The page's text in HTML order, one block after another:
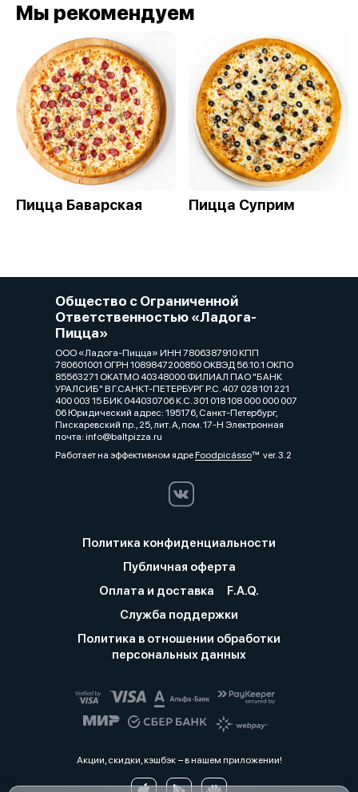
Мы рекомендуем
Пицца Баварская Пицца Суприм
Общество с Ограниченной
Ответственностью «Ладога-
Пицца»
ООО «Ладога-Пицца» ИНН 7806387910 КПП
780601001 ОГРН 1089847200850 ОКВЭД 56.10.1 ОКПО
85563271 ОКАТМО 40348000 ФИЛИАЛ ПАО "БАНК
УРАЛСИБ" В Г.САНКТ-ПЕТЕРБУРГ Р.С. 407 028 101 221
400 003 15 БИК 044030706 К.С. 301 018 108 000 000 007
06 Юридический адрес: 195176, Санкт-Петербург,
Пискаревский пр., 25, лит. А, пом. 17-Н Электронная
почта: info@baltpizza.ru
Работает на эффективном ядреFoodpicássover. 3.2
Политика конфиденциальности
Публичная оферта
Оплата и доставка
F.A.Q.
Служба поддержки
Политика в отношении обработки
персональных данных
Акции, скидки, кэшбэк − в нашем приложении!